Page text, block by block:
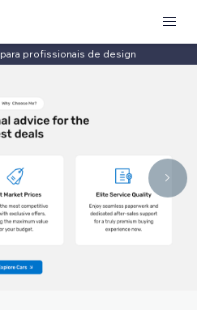
para profissionais de design